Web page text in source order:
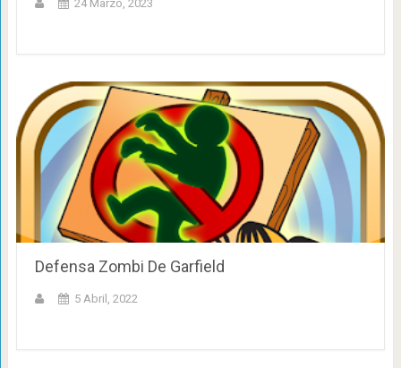
24 Marzo, 2023
Defensa Zombi De Garfield
5 Abril, 2022